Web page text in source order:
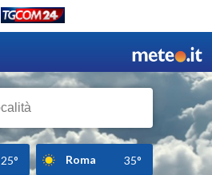
25° Roma 35°